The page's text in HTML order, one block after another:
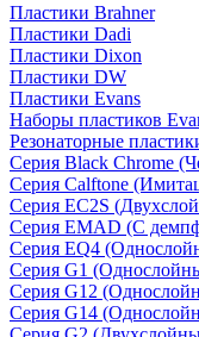
Пластики Brahner
Пластики Dadi
Пластики Dixon
Пластики DW
Пластики Evans
Наборы пластиков
Резонаторные
Серия Black Chrome
Серия Calftone
Серия EC2S
Серия EMAD (С
Серия EQ4
Серия G1
Серия G12
Серия G14